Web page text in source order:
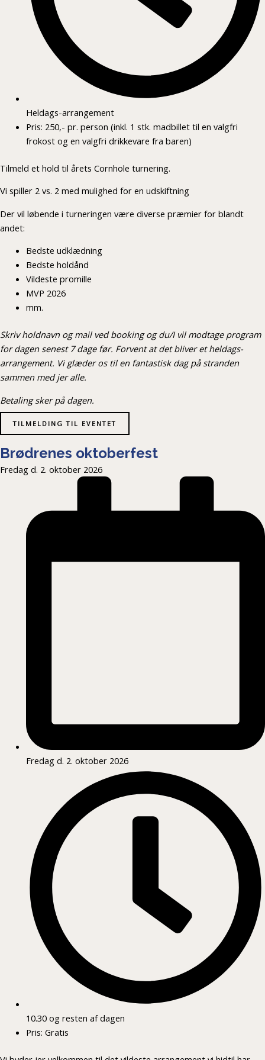
Heldags-arrangement
Pris: 250,- pr. person (inkl. 1 stk. madbillet til en valgfri
frokost og en valgfri drikkevare fra baren)
Tilmeld et hold til årets Cornhole turnering.
Vi spiller 2 vs. 2 med mulighed for en udskiftning
Der vil løbende i turneringen være diverse præmier for blandt
andet:
Bedste udklædning
Bedste holdånd
Vildeste promille
MVP 2026
mm.
Skriv holdnavn og mail ved booking og du/I vil modtage program
for dagen senest 7 dage før. Forvent at det bliver et heldags-
arrangement. Vi glæder os til en fantastisk dag på stranden
sammen med jer alle.
Betaling sker på dagen.
TILMELDING TIL EVENTET
Brødrenes oktoberfest
Fredag d. 2. oktober 2026
Fredag d. 2. oktober 2026
10.30 og resten af dagen
Pris: Gratis